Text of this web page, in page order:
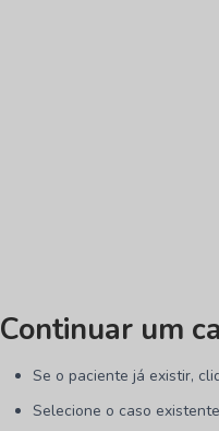
Continuar um
Se o paciente já existir,
Selecione o caso